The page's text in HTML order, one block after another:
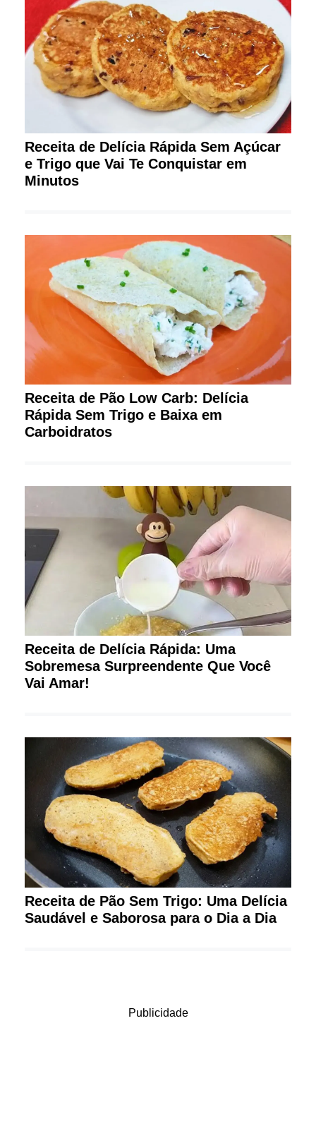
Receita de Delícia Rápida Sem Açúcar
e Trigo que Vai Te Conquistar em
Minutos
Receita de Pão Low Carb: Delícia
Rápida Sem Trigo e Baixa em
Carboidratos
Receita de Delícia Rápida: Uma
Sobremesa Surpreendente Que Você
Vai Amar!
Receita de Pão Sem Trigo: Uma Delícia
Saudável e Saborosa para o Dia a Dia
Publicidade